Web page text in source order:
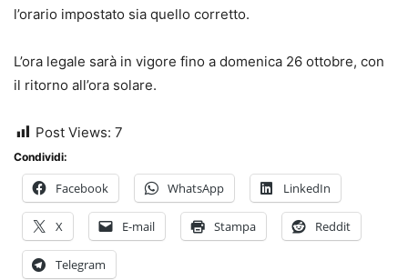
l’orario impostato sia quello corretto.
L’ora legale sarà in vigore fino a domenica 26 ottobre, con
il ritorno all’ora solare.
Post Views: 7
Condividi:
Facebook WhatsApp LinkedIn
X E-mail Stampa Reddit
Telegram